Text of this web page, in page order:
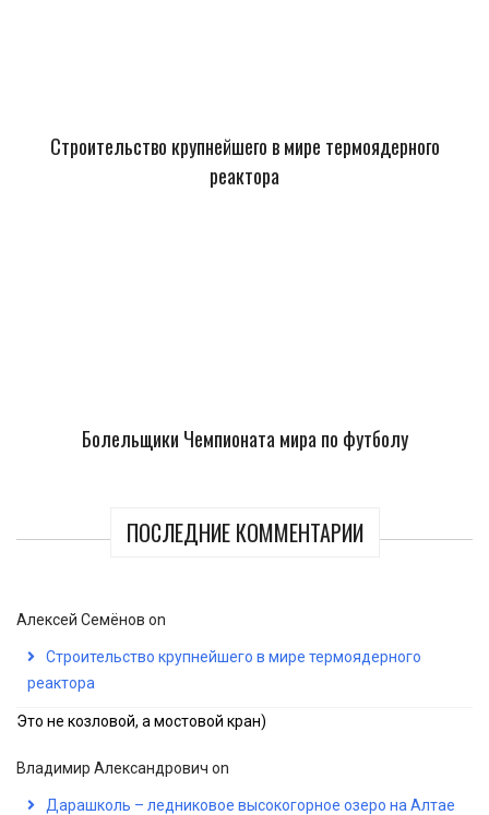
Строительство крупнейшего в мире термоядерного
реактора
Болельщики Чемпионата мира по футболу
ПОСЛЕДНИЕ КОММЕНТАРИИ
Алексей Семёнов on
Строительство крупнейшего в мире термоядерного
реактора
Это не козловой, а мостовой кран)
Владимир Александрович on
Дарашколь – ледниковое высокогорное озеро на Алтае